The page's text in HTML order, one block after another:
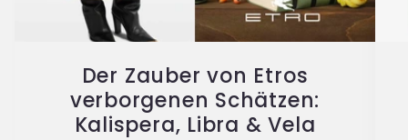
Der Zauber von Etros
verborgenen Schätzen:
Kalispera, Libra & Vela